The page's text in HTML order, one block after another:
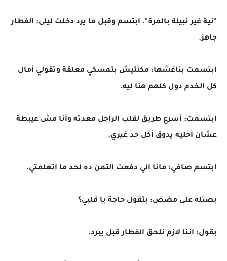
"نية غير نبيلة بالمرة". ابتسم وقبل ما يرد دخلت ليلى: الفطار
جاهز.
ابتسمت بناغشها: مكنتيش بتمسكي معلقة وتقولي أمال
كل الخدم دول كلهم هنا ليه.
ابتسمت: أسرع طريق لقلب الراجل معدته وأنا مش عيبطة
عشان أخليه يدوق أكل حد غيري.
ابتسم صافي: مانا الي دفعت التمن ده لحد ما اتعلمتي.
بصتله على مضض: بتقول حاجة يا قلبي؟
بقول: اننا لازم نلحق الفطار قبل يبرد.